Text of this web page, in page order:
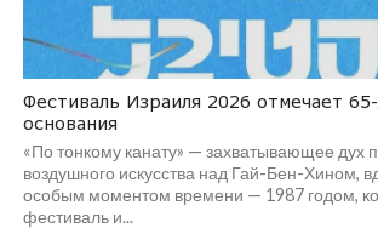
Фестиваль Израиля 2026 отмечает
основания
«По тонкому канату» — захватывающее дух
воздушного искусства над Гай-Бен-Хином,
особым моментом времени — 1987 годом,
фестиваль и...